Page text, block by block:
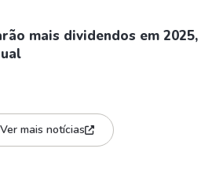
mais dividendos em 2025,
Ver mais notícias